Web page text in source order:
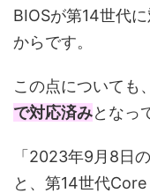
BIOSが第14世代
からです。
この点についても、
で対応済みとなっ
「2023年9月8日
と、第14世代